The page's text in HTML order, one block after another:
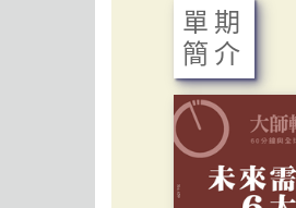
單期
簡介